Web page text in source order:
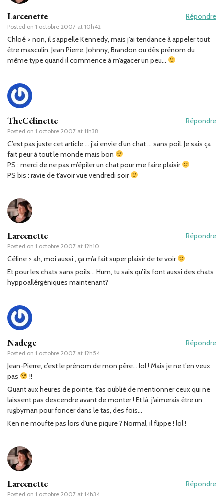
Larcenette
Posted on 1 octobre 2007 at 10h42
Répondre
Chloé > non, il s’appelle Kennedy, mais j’ai tendance à appeler tout
être masculin, Jean Pierre, Johnny, Brandon ou dès prénom du
même type quand il commence à m’agacer un peu…
TheCélinette
Posted on 1 octobre 2007 at 11h38
Répondre
C’est pas juste cet article … j’ai envie d’un chat … sans poil. Je sais ça
fait peur à tout le monde mais bon
PS : merci de ne pas m’épiler un chat pour me faire plaisir
PS bis : ravie de t’avoir vue vendredi soir
Larcenette
Posted on 1 octobre 2007 at 12h10
Répondre
Céline > ah, moi aussi , ça m’a fait super plaisir de te voir
Et pour les chats sans poils… Hum, tu sais qu’ils font aussi des chats
hyppoallérgéniques maintenant?
Nadege
Posted on 1 octobre 2007 at 12h54
Répondre
Jean-Pierre, c’est le prénom de mon père… lol ! Mais je ne t’en veux
pas
!!
Quant aux heures de pointe, t’as oublié de mentionner ceux qui ne
laissent pas descendre avant de monter ! Et là, j’aimerais être un
rugbyman pour foncer dans le tas, des fois…
Ken ne moufte pas lors d’une piqure ? Normal, il flippe ! lol !
Larcenette
Posted on 1 octobre 2007 at 14h34
Répondre